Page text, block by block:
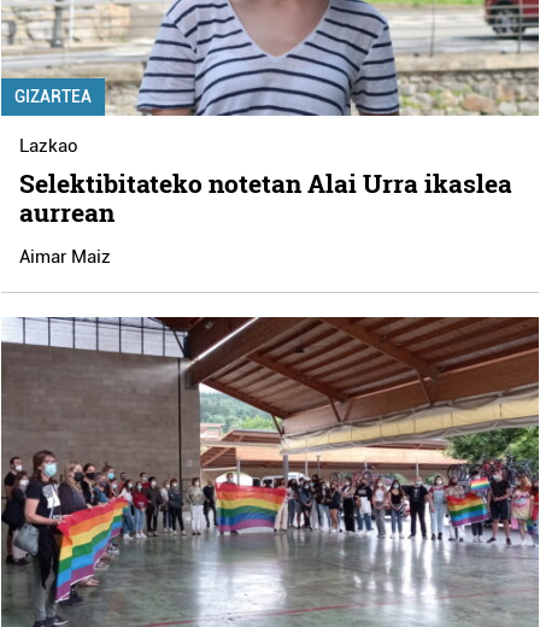
GIZARTEA
Lazkao
Selektibitateko notetan Alai Urra ikaslea
aurrean
Aimar Maiz